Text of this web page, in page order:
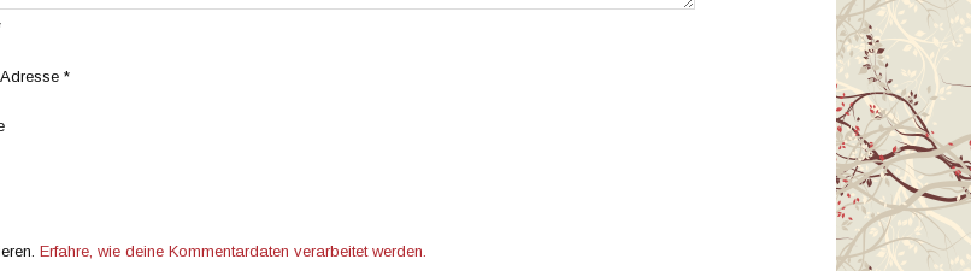
*
Erfahre, wie deine Kommentardaten verarbeitet werden.